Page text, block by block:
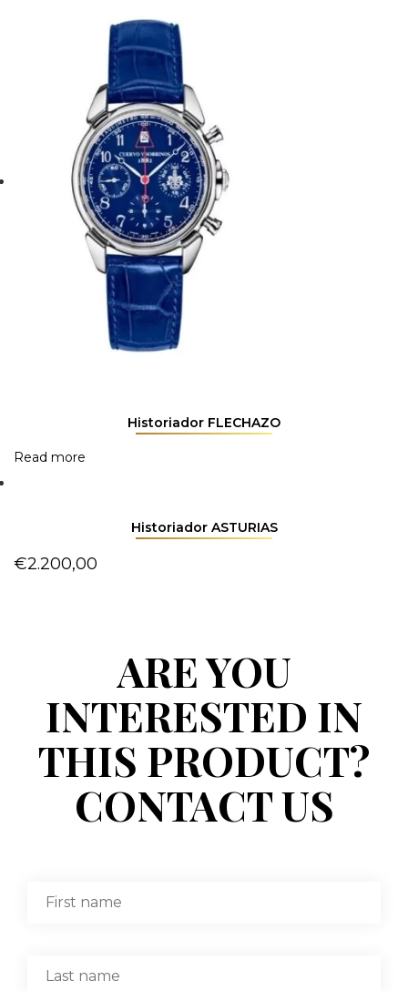
Historiador FLECHAZO
Read more
Historiador ASTURIAS
€2.200,00
ARE YOU
INTERESTED IN
THIS PRODUCT?
CONTACT US